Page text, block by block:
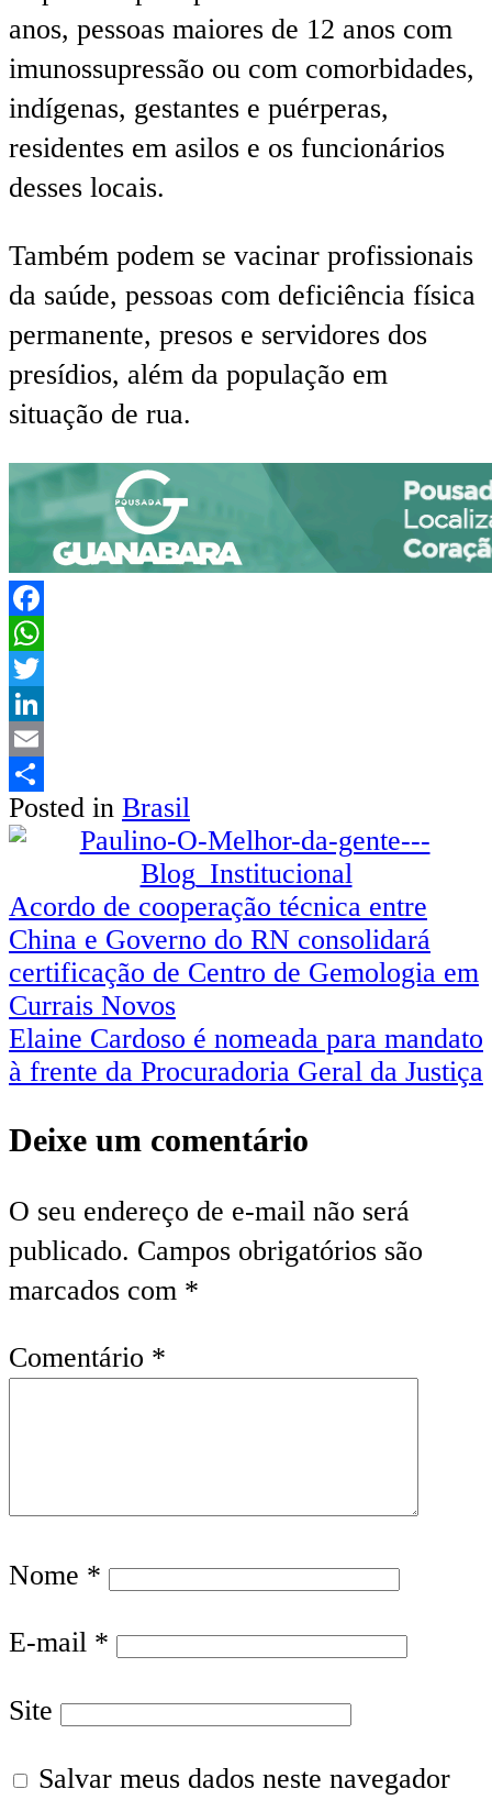
anos, pessoas maiores de 12 anos com
imunossupressão ou com comorbidades,
indígenas, gestantes e puérperas,
residentes em asilos e os funcionários
desses locais.
Também podem se vacinar profissionais
da saúde, pessoas com deficiência física
permanente, presos e servidores dos
presídios, além da população em
situação de rua.
Facebook
WhatsApp
Twitter
LinkedIn
Email
Share
Posted in Brasil
Navegação
de
Post
Acordo de cooperação técnica entre
China e Governo do RN consolidará
certificação de Centro de Gemologia em
Currais Novos
Elaine Cardoso é nomeada para mandato
à frente da Procuradoria Geral da Justiça
Deixe um comentário
O seu endereço de e-mail não será
publicado. Campos obrigatórios são
marcados com *
Comentário *
Nome *
E-mail *
Site
Salvar meus dados neste navegador